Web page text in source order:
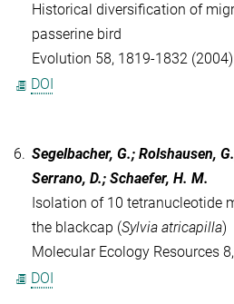
Historical diversification of
passerine bird
Evolution 58, 1819-1832 (2004)
DOI
6. Segelbacher, G.; Rolshausen,
Serrano, D.; Schaefer, H. M.
Isolation of 10 tetranucleotide
the blackcap (Sylvia atricapilla)
Molecular Ecology Resources
DOI